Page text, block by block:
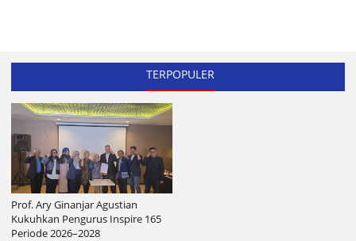
TERPOPULER
Prof. Ary Ginanjar Agustian
Kukuhkan Pengurus Inspire 165
Periode 2026–2028